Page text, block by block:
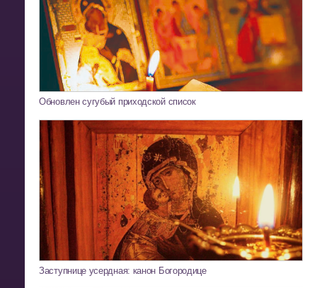
Обновлен сугубый приходской список
Заступнице усердная: канон Богородице